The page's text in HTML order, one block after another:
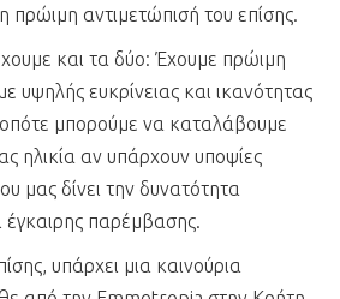
αντιμετώπισή του επίσης.
και τα δύο: Έχουμε πρώιμη
υψηλής ευκρίνειας και ικανότητας
οπότε μπορούμε να καταλάβουμε
ηλικία αν υπάρχουν υποψίες
μας δίνει την δυνατότητα
παρέμβασης.
υπάρχει μια καινούρια